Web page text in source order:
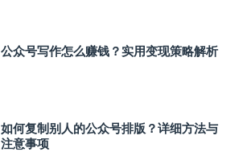
公众号写作怎么赚钱？实用变现策略解析
如何复制别人的公众号排版？详细方法与
注意事项